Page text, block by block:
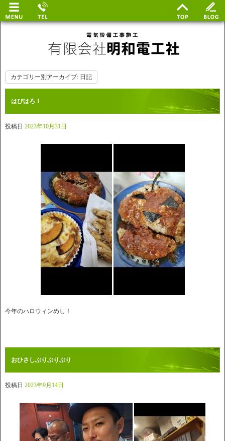
カテゴリー別アーカイブ: 日記
はぴはろ！
投稿日 2023年10月31日
今年のハロウィンめし！
おひさしぶりぶりぶり
投稿日 2023年9月14日